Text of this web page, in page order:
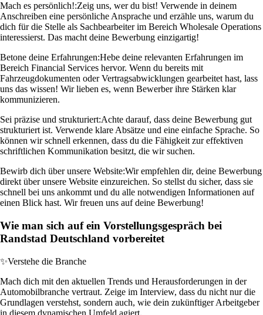
Mach es persönlich!:Zeig uns, wer du bist! Verwende in deinem
Anschreiben eine persönliche Ansprache und erzähle uns, warum du
dich für die Stelle als Sachbearbeiter im Bereich Wholesale Operations
interessierst. Das macht deine Bewerbung einzigartig!
Betone deine Erfahrungen:Hebe deine relevanten Erfahrungen im
Bereich Financial Services hervor. Wenn du bereits mit
Fahrzeugdokumenten oder Vertragsabwicklungen gearbeitet hast, lass
uns das wissen! Wir lieben es, wenn Bewerber ihre Stärken klar
kommunizieren.
Sei präzise und strukturiert:Achte darauf, dass deine Bewerbung gut
strukturiert ist. Verwende klare Absätze und eine einfache Sprache. So
können wir schnell erkennen, dass du die Fähigkeit zur effektiven
schriftlichen Kommunikation besitzt, die wir suchen.
Bewirb dich über unsere Website:Wir empfehlen dir, deine Bewerbung
direkt über unsere Website einzureichen. So stellst du sicher, dass sie
schnell bei uns ankommt und du alle notwendigen Informationen auf
einen Blick hast. Wir freuen uns auf deine Bewerbung!
Wie man sich auf ein Vorstellungsgespräch bei
Randstad Deutschland vorbereitet
✨Verstehe die Branche
Mach dich mit den aktuellen Trends und Herausforderungen in der
Automobilbranche vertraut. Zeige im Interview, dass du nicht nur die
Grundlagen verstehst, sondern auch, wie dein zukünftiger Arbeitgeber
in diesem dynamischen Umfeld agiert.